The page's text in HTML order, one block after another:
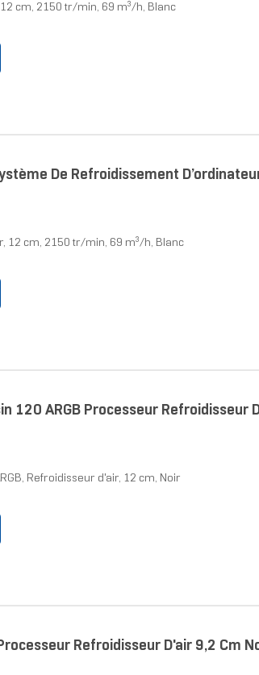
cm, 2150 tr/min, 69 m³/h, Blanc
De Refroidissement
12 cm, 2150 tr/min, 69 m³/h, Blanc
120 ARGB Processeur Refroidisseur
Refroidisseur d'air, 12 cm, Noir
Refroidisseur D'air 9,2 Cm